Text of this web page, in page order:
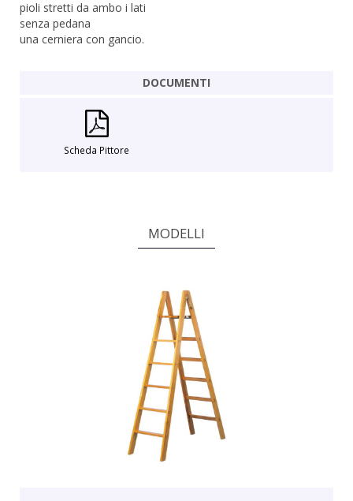
pioli stretti da ambo i lati
senza pedana
una cerniera con gancio.
DOCUMENTI
Scheda Pittore
MODELLI